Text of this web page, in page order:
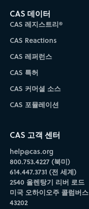
CAS 데이터
CAS 레지스트리®
CAS Reactions
CAS 레퍼런스
CAS 특허
CAS 커머셜 소스
CAS 포뮬레이션
CAS 고객 센터
help@cas.org
800.753.4227 (북미)
614.447.3731 (전 세계)
2540 올렌탕기 리버 로드
미국 오하이오주 콜럼버스
43202